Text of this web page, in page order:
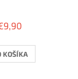
KOŠÍKA